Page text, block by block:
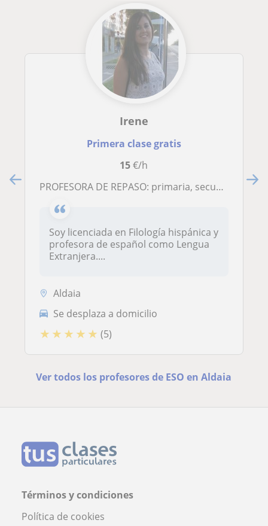
Irene
Primera clase gratis
15€/h
PROFESORA DE REPASO: primaria, secundaria y bachillerato
Soy licenciada en Filología hispánica y
profesora de español como Lengua
Extranjera....
Aldaia
Se desplaza a domicilio
★ ★ ★ ★ ★ (5)
Ver todos los profesores de ESO en Aldaia
Términos y condiciones
Política de cookies